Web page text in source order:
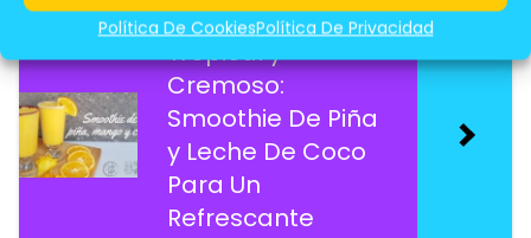
Política De CookiesPolítica De Privacidad
Smoothie
Tropical y
Cremoso:
Smoothie De Piña
y Leche De Coco
Para Un
Refrescante